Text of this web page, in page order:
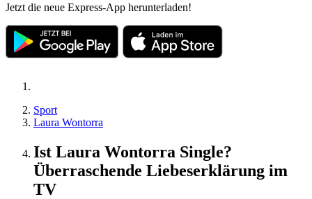
Jetzt die neue Express-App herunterladen!
Sport
Laura Wontorra
Ist Laura Wontorra Single?
Überraschende Liebeserklärung im
TV